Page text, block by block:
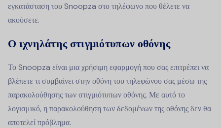
εγκατάσταση του Snoopza στο τηλέφωνο που θέλετε να
ακούσετε.
Ο ιχνηλάτης στιγμιότυπων οθόνης
Το Snoopza είναι μια χρήσιμη εφαρμογή που σας επιτρέπει να
βλέπετε τι συμβαίνει στην οθόνη του τηλεφώνου σας μέσω της
παρακολούθησης των στιγμιότυπων οθόνης. Με αυτό το
λογισμικό, η παρακολούθηση των δεδομένων της οθόνης δεν θα
αποτελεί πρόβλημα.